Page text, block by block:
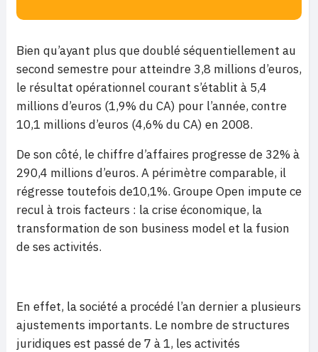
Bien qu’ayant plus que doublé séquentiellement au
second semestre pour atteindre 3,8 millions d’euros,
le résultat opérationnel courant s’établit à 5,4
millions d’euros (1,9% du CA) pour l’année, contre
10,1 millions d’euros (4,6% du CA) en 2008.
De son côté, le chiffre d’affaires progresse de 32% à
290,4 millions d’euros. A périmètre comparable, il
régresse toutefois de10,1%. Groupe Open impute ce
recul à trois facteurs : la crise économique, la
transformation de son business model et la fusion
de ses activités.
En effet, la société a procédé l’an dernier a plusieurs
ajustements importants. Le nombre de structures
juridiques est passé de 7 à 1, les activités